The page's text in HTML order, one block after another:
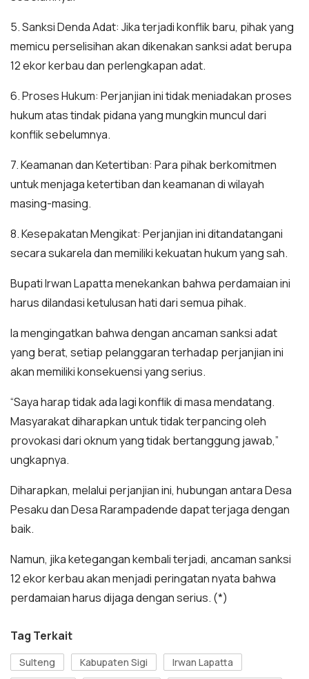
5. Sanksi Denda Adat: Jika terjadi konflik baru, pihak yang
memicu perselisihan akan dikenakan sanksi adat berupa
12 ekor kerbau dan perlengkapan adat.
6. Proses Hukum: Perjanjian ini tidak meniadakan proses
hukum atas tindak pidana yang mungkin muncul dari
konflik sebelumnya.
7. Keamanan dan Ketertiban: Para pihak berkomitmen
untuk menjaga ketertiban dan keamanan di wilayah
masing-masing.
8. Kesepakatan Mengikat: Perjanjian ini ditandatangani
secara sukarela dan memiliki kekuatan hukum yang sah.
Bupati Irwan Lapatta menekankan bahwa perdamaian ini
harus dilandasi ketulusan hati dari semua pihak.
Ia mengingatkan bahwa dengan ancaman sanksi adat
yang berat, setiap pelanggaran terhadap perjanjian ini
akan memiliki konsekuensi yang serius.
“Saya harap tidak ada lagi konflik di masa mendatang.
Masyarakat diharapkan untuk tidak terpancing oleh
provokasi dari oknum yang tidak bertanggung jawab,”
ungkapnya.
Diharapkan, melalui perjanjian ini, hubungan antara Desa
Pesaku dan Desa Rarampadende dapat terjaga dengan
baik.
Namun, jika ketegangan kembali terjadi, ancaman sanksi
12 ekor kerbau akan menjadi peringatan nyata bahwa
perdamaian harus dijaga dengan serius. (*)
Tag Terkait
Sulteng Kabupaten Sigi
Irwan Lapatta